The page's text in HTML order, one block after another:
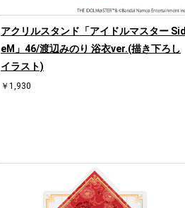
アクリルスタンド「アイドルマスター Sid
eM」46/渡辺みのり 浴衣ver.(描き下ろし
イラスト)
￥1,930